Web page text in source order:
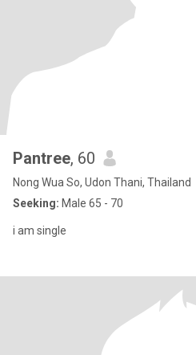
Pantree, 60
Nong Wua So, Udon Thani, Thailand
Seeking: Male 65 - 70
i​ am​ ​single​